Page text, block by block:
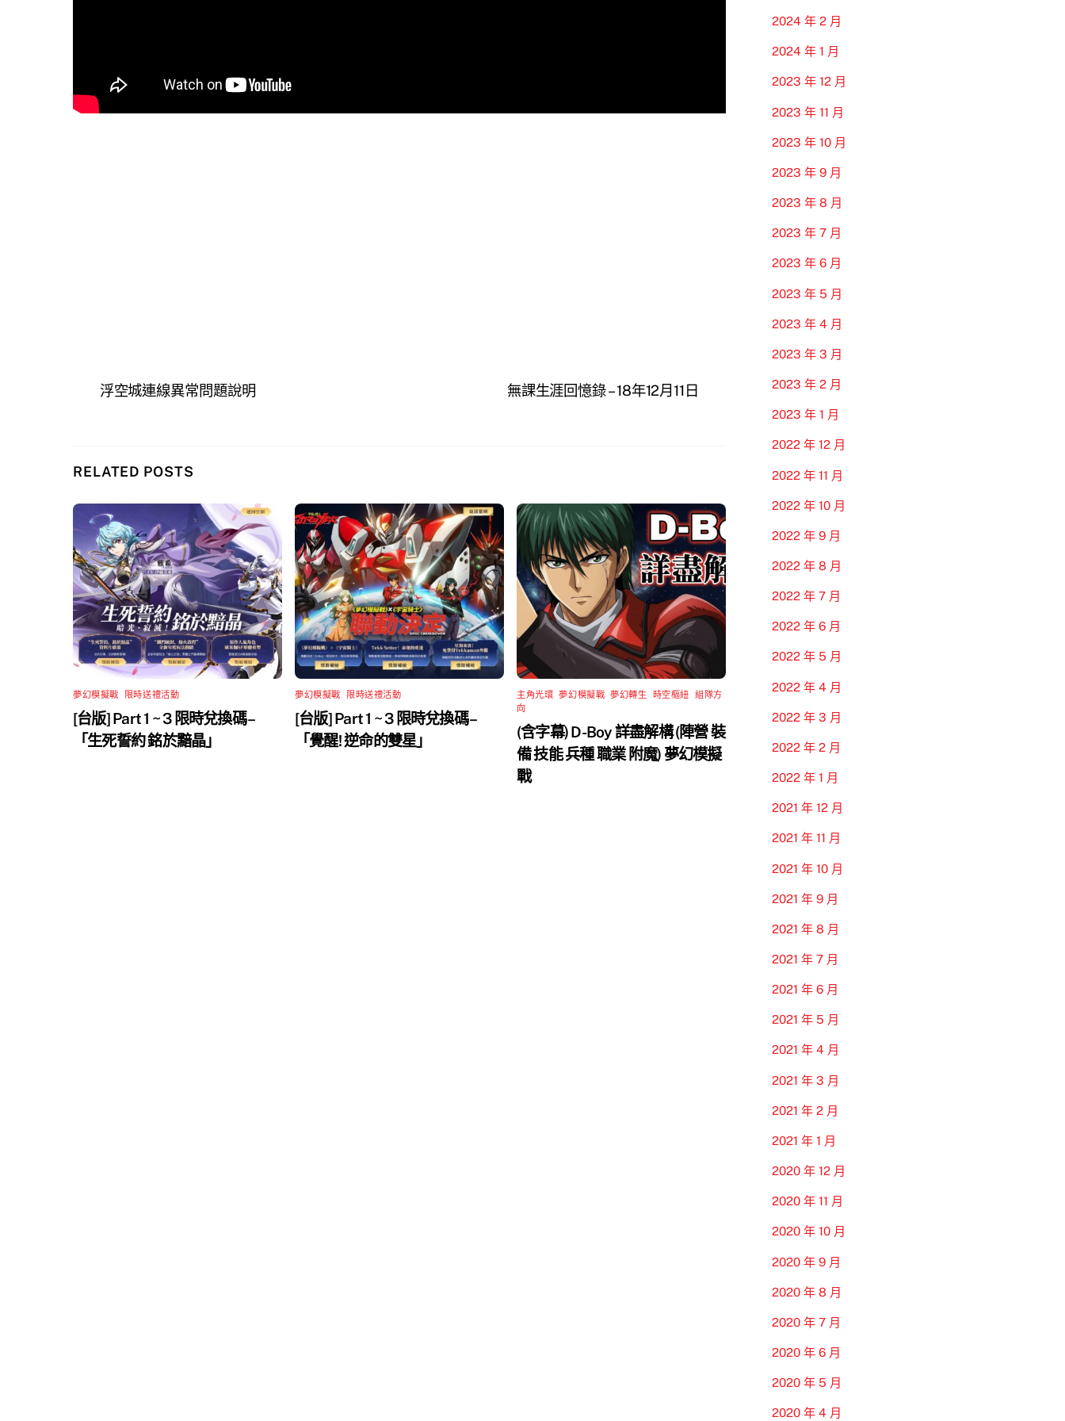
浮空城連線異常問題說明 無課生涯回憶錄 – 18年12月11日
RELATED POSTS
夢幻模擬戰 限時送禮活動
[台版] Part 1 ~ 3 限時兌換碼 –
「生死誓約 銘於黯晶」
夢幻模擬戰 限時送禮活動
[台版] Part 1 ~ 3 限時兌換碼 –
「覺醒! 逆命的雙星」
主角光環 ,夢幻模擬戰 ,夢幻轉生 時空樞紐 ,組隊方
向
(含字幕) D-Boy 詳盡解構 (陣營 裝
備 技能 兵種 職業 附魔) 夢幻模擬
戰
2024 年 2 月
2024 年 1 月
2023 年 12 月
2023 年 11 月
2023 年 10 月
2023 年 9 月
2023 年 8 月
2023 年 7 月
2023 年 6 月
2023 年 5 月
2023 年 4 月
2023 年 3 月
2023 年 2 月
2023 年 1 月
2022 年 12 月
2022 年 11 月
2022 年 10 月
2022 年 9 月
2022 年 8 月
2022 年 7 月
2022 年 6 月
2022 年 5 月
2022 年 4 月
2022 年 3 月
2022 年 2 月
2022 年 1 月
2021 年 12 月
2021 年 11 月
2021 年 10 月
2021 年 9 月
2021 年 8 月
2021 年 7 月
2021 年 6 月
2021 年 5 月
2021 年 4 月
2021 年 3 月
2021 年 2 月
2021 年 1 月
2020 年 12 月
2020 年 11 月
2020 年 10 月
2020 年 9 月
2020 年 8 月
2020 年 7 月
2020 年 6 月
2020 年 5 月
2020 年 4 月